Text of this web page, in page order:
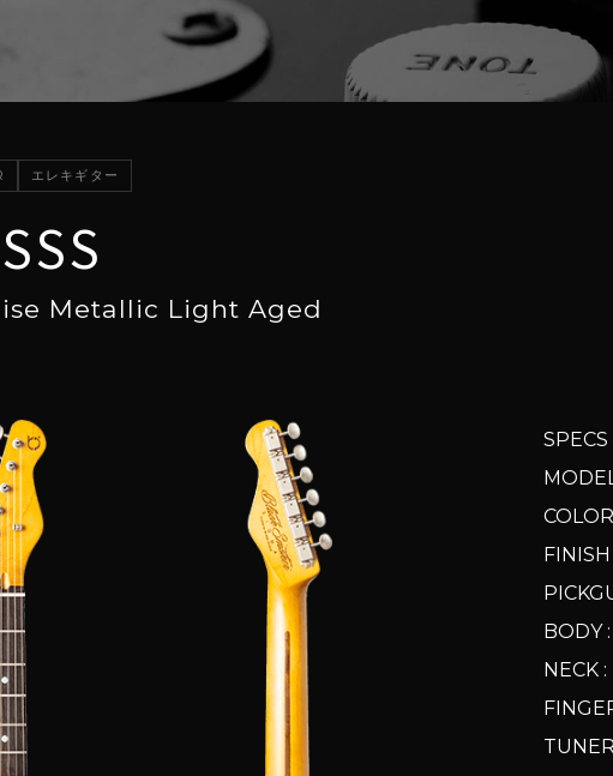
エレキギター
Metallic Light Aged
SPECS
BODY
NECK